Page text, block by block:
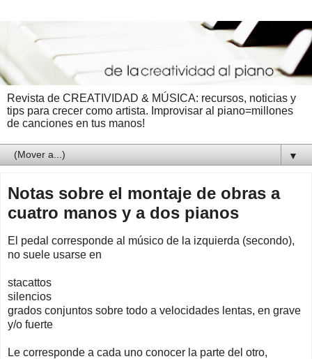
Revista de CREATIVIDAD & MÚSICA: recursos, noticias y
tips para crecer como artista. Improvisar al piano=millones
de canciones en tus manos!
▼
Notas sobre el montaje de obras a
cuatro manos y a dos pianos
El pedal corresponde al músico de la izquierda (secondo),
no suele usarse en
stacattos
silencios
grados conjuntos sobre todo a velocidades lentas, en grave
y/o fuerte
Le corresponde a cada uno conocer la parte del otro,